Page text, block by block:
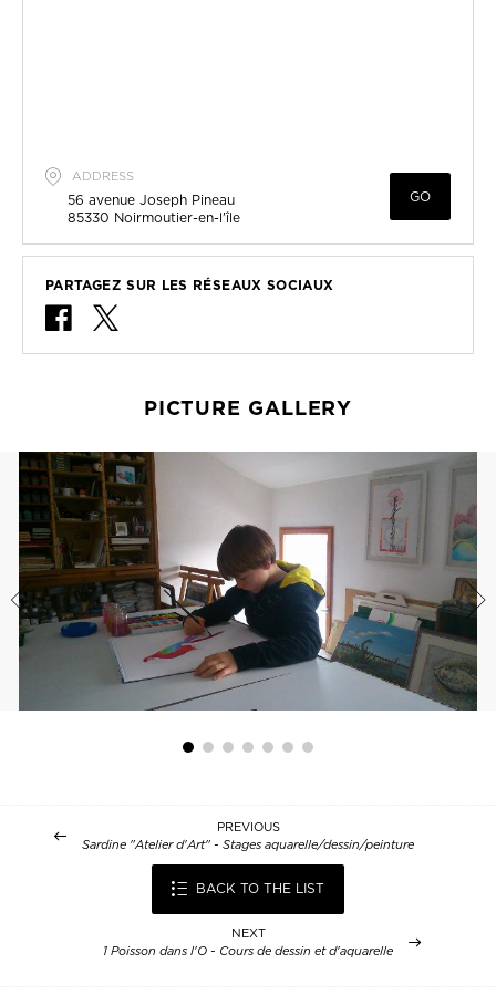
ADDRESS
56 avenue Joseph Pineau
85330 Noirmoutier-en-l'île
GO
PARTAGEZ SUR LES RÉSEAUX SOCIAUX
PICTURE GALLERY
PREVIOUS
Sardine "Atelier d'Art" - Stages aquarelle/dessin/peinture
BACK TO THE LIST
NEXT
1 Poisson dans l'O - Cours de dessin et d'aquarelle